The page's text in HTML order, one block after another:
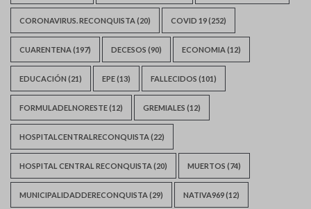
CORONAVIRUS. RECONQUISTA (20) COVID 19(252)
CUARENTENA (197) DECESOS (90) ECONOMIA (12)
EDUCACIÓN (21) EPE(13) FALLECIDOS (101)
FORMULADELNORESTE(12) GREMIALES (12)
HOSPITALCENTRALRECONQUISTA (22)
HOSPITAL CENTRAL RECONQUISTA (20) MUERTOS (74)
MUNICIPALIDADDERECONQUISTA (29) NATIVA969(12)